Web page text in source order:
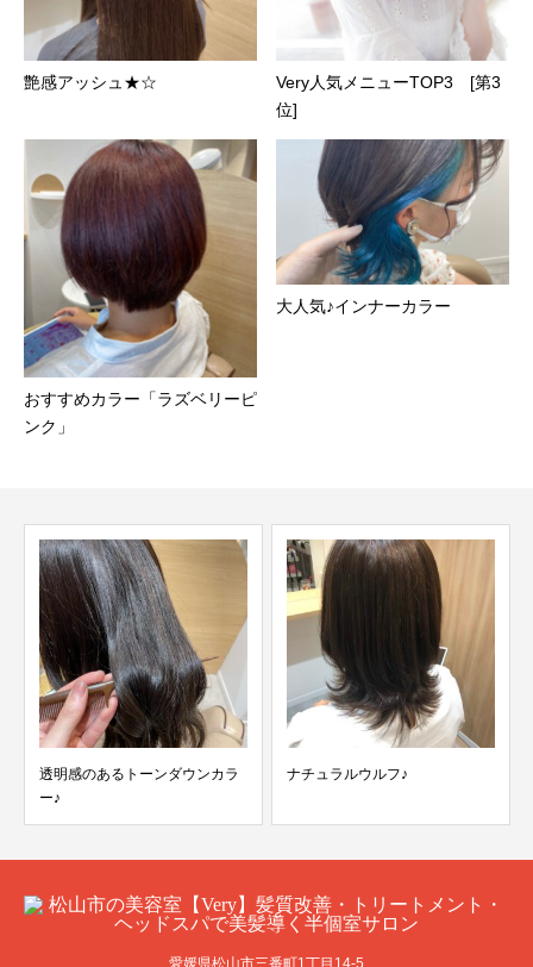
艶感アッシュ★☆
Very人気メニューTOP3 [第3
位]
おすすめカラー「ラズベリーピ
ンク」
大人気♪インナーカラー
透明感のあるトーンダウンカラ
ー♪
ナチュラルウルフ♪